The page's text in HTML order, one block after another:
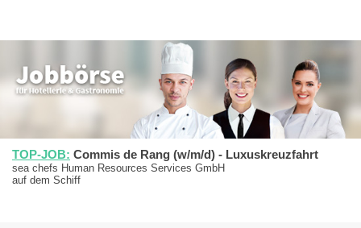
TOP-JOB: Commis de Rang (w/m/d) - Luxuskreuzfahrt
sea chefs Human Resources Services GmbH
auf dem Schiff